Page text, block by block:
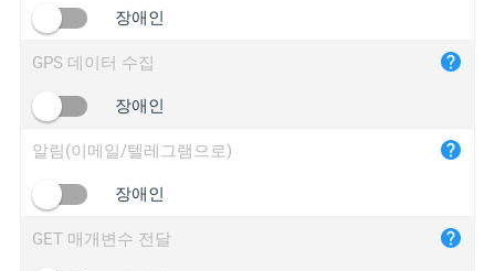
iplogger.info
iplogger.cn
장애인
GPS 데이터 수집
장애인
알림(이메일/텔레그램으로)
장애인
GET 매개변수 전달